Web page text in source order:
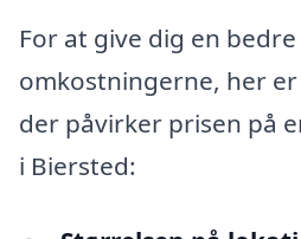
For at give dig en
omkostningerne, her
der påvirker prisen på
i Biersted: